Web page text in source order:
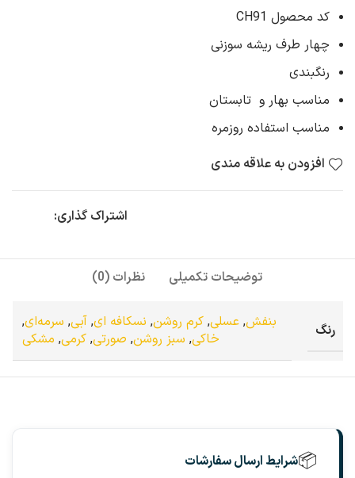
کد محصول CH91
چهار طرف ریشه سوزنی
رنگبندی
مناسب بهار و تابستان
مناسب استفاده روزمره
افزودن به علاقه مندی
اشتراک گذاری:
توضیحات تکمیلی نظرات (0)
رنگ بنفش,عسلی,کرم روشن, نسکافه ای,آبی, سرمه‌ای,
خاکی, سبز روشن, صورتی,کرمی, مشکی
📦شرایط ارسال سفارشات